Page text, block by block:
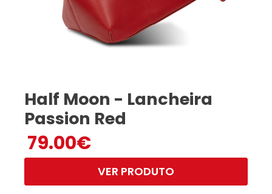
Half Moon - Lancheira
Passion Red
79.00€
VER PRODUTO